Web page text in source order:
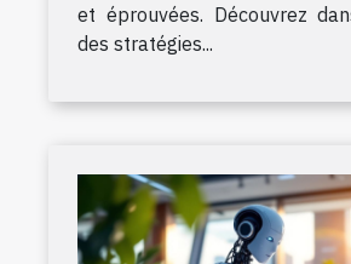
et éprouvées. Découvrez
des stratégies...